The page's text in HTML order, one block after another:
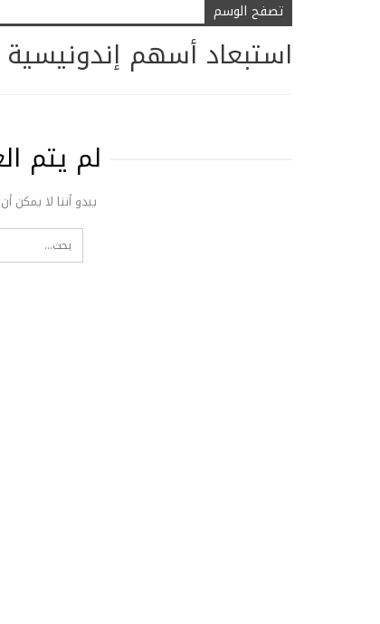
تصفح الوسم
استبعاد أسهم إندونيسية
لم يتم
يبدو أننا لا يمكن